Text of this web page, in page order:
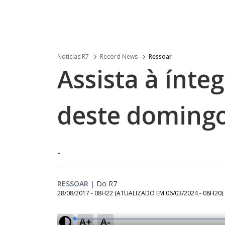
Noticias R7 Record News Ressoar
Assista à
deste
.
RESSOAR | Do R7
28/08/2017 - 08H22 (ATUALIZADO EM 06/03/2024 - 08H20)
A+ A-
L